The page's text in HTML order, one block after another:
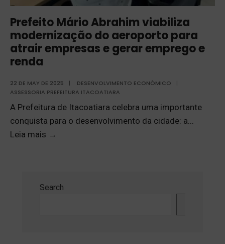
Prefeito Mário Abrahim viabiliza
modernização do aeroporto para
atrair empresas e gerar emprego e
renda
22 DE MAY DE 2025 | DESENVOLVIMENTO ECONÔMICO
|
ASSESSORIA PREFEITURA ITACOATIARA
A Prefeitura de Itacoatiara celebra uma importante
conquista para o desenvolvimento da cidade: a...
Leia mais →
Search